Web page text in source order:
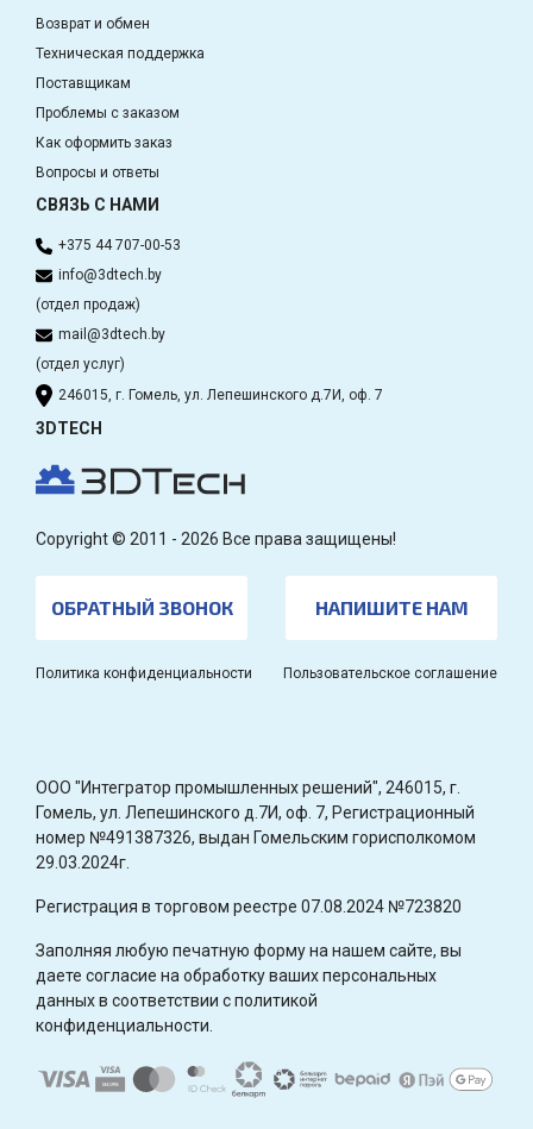
Возврат и обмен
Техническая поддержка
Поставщикам
Проблемы с заказом
Как оформить заказ
Вопросы и ответы
СВЯЗЬ С НАМИ
+375 44 707-00-53
info@3dtech.by
(отдел продаж)
mail@3dtech.by
(отдел услуг)
246015, г. Гомель, ул. Лепешинского д.7И, оф. 7
3DTECH
Copyright © 2011 - 2026 Все права защищены!
ОБРАТНЫЙ ЗВОНОК НАПИШИТЕ НАМ
Политика конфиденциальности Пользовательское соглашение
OOO "Интегратор промышленных решений", 246015, г.
Гомель, ул. Лепешинского д.7И, оф. 7, Регистрационный
номер №491387326, выдан Гомельским горисполкомом
29.03.2024г.
Регистрация в торговом реестре 07.08.2024 №723820
Заполняя любую печатную форму на нашем сайте, вы
даете согласие на обработку ваших персональных
данных в соответствии с политикой
конфиденциальности.